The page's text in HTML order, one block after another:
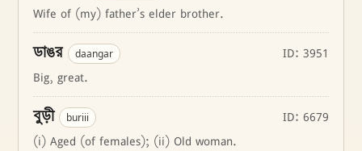
Wife of (my) father’s elder brother.
ডাঙর daangar
ID: 3951
Big, great.
বুড়ী buriii
ID: 6679
(i) Aged (of females); (ii) Old woman.